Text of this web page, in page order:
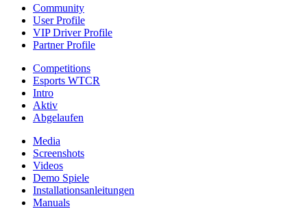
Community
User Profile
VIP Driver Profile
Partner Profile
Competitions
Esports WTCR
Intro
Aktiv
Abgelaufen
Media
Screenshots
Videos
Demo Spiele
Installationsanleitungen
Manuals